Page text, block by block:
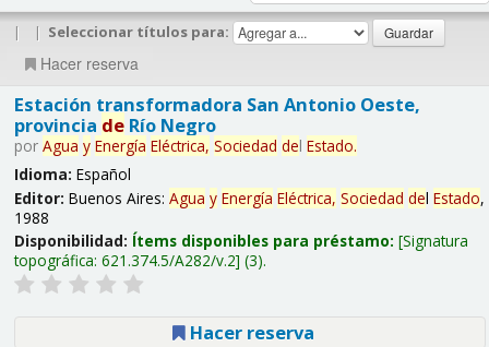
| | Seleccionar títulos para:
Hacer reserva
Estación transformadora San Antonio Oeste,
provincia deRío Negro
por Agua y Energía Eléctrica, Sociedad del Estado.
Idioma: Español
Editor: Buenos Aires: Agua y Energía Eléctrica, Sociedad del Estado,
1988
Disponibilidad: Ítems disponibles para préstamo: Signatura
topográfica: 621.374.5/A282/v.2 (3).
Hacer reserva